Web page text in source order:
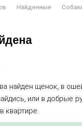
Найденные
найден щенок, в
или в добрые
квартире.